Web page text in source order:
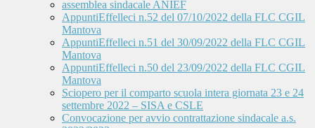
assemblea sindacale ANIEF
AppuntiEffelleci n.52 del 07/10/2022 della FLC CGIL
Mantova
AppuntiEffelleci n.51 del 30/09/2022 della FLC CGIL
Mantova
AppuntiEffelleci n.50 del 23/09/2022 della FLC CGIL
Mantova
Sciopero per il comparto scuola intera giornata 23 e 24
settembre 2022 – SISA e CSLE
Convocazione per avvio contrattazione sindacale a.s.